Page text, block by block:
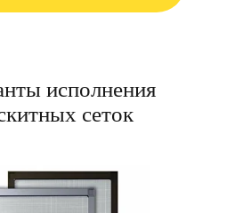
исполнения
сеток